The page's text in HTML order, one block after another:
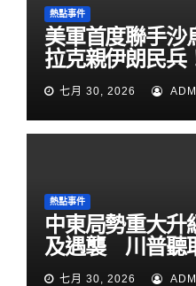
熱點事件
美軍首度聯手沙
拉克親伊朗民兵
七月 30, 2026
熱點事件
中東局勢重大升
及遇襲 川普聽
七月 30, 2026